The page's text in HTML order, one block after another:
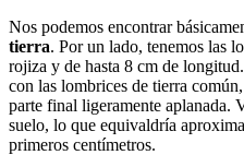
Nos podemos encontrar
tierra. Por un lado, tenemos las
rojiza y de hasta 8 cm de
con las lombrices de tierra
parte final ligeramente aplanada.
suelo, lo que equivaldría
primeros centímetros.